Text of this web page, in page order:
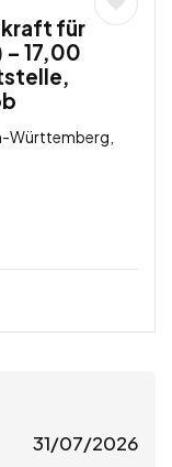
für
17,00
Württemberg,
31/07/2026